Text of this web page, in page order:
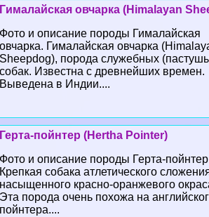
Гималайская овчарка (Himalayan
Фото и описание породы Гималайская
овчарка. Гималайская овчарка
Sheepdog), порода служебных
собак. Известна с древнейших времен.
Выведена в Индии....
Герта-пойнтер (Hertha Pointer)
Фото и описание породы Герта-
Крепкая собака атлетического
насыщенного красно-оранжевого
Эта порода очень похожа на
пойнтера....